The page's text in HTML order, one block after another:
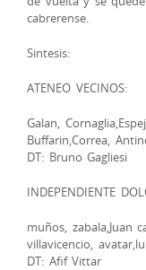
cabrerense.
Sintesis:
ATENEO VECINOS:
Galan,
Buffarin,Correa,
DT: Bruno Gagliesi
INDEPENDIENTE
muños, zabala,Juan
villavicencio,
DT: Afif Vittar